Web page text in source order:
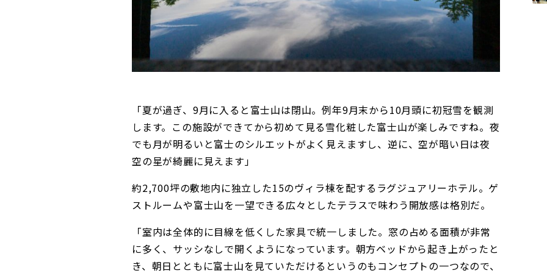
「夏が過ぎ、9月に入ると富士山は閉山。例年9月末から10月頭に初冠雪を観測
します。この施設ができてから初めて見る雪化粧した富士山が楽しみですね。夜
でも月が明るいと富士のシルエットがよく見えますし、逆に、空が暗い日は夜
空の星が綺麗に見えます」
約2,700坪の敷地内に独立した15のヴィラ棟を配するラグジュアリーホテル。ゲ
ストルームや富士山を一望できる広々としたテラスで味わう開放感は格別だ。
「室内は全体的に目線を低くした家具で統一しました。窓の占める面積が非常
に多く、サッシなしで開くようになっています。朝方ベッドから起き上がったと
き、朝日とともに富士山を見ていただけるというのもコンセプトの一つなので、